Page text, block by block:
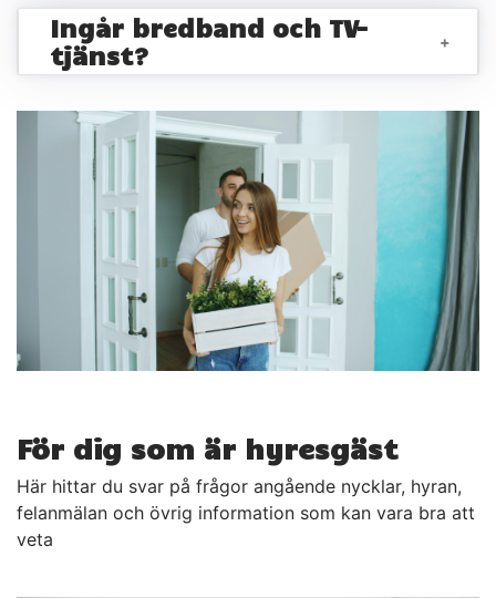
Ingår bredband och TV-
tjänst?
+
För dig som är hyresgäst
Här hittar du svar på frågor angående nycklar, hyran,
felanmälan och övrig information som kan vara bra att
veta